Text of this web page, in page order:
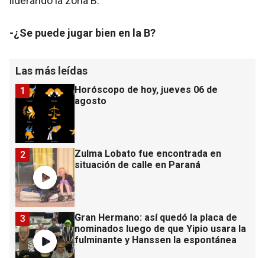
-¿Se puede jugar bien en la B?
Las más leídas
Horóscopo de hoy, jueves 06 de
agosto
1
Zulma Lobato fue encontrada en
situación de calle en Paraná
2
Gran Hermano: así quedó la placa de
nominados luego de que Yipio usara la
fulminante y Hanssen la espontánea
3